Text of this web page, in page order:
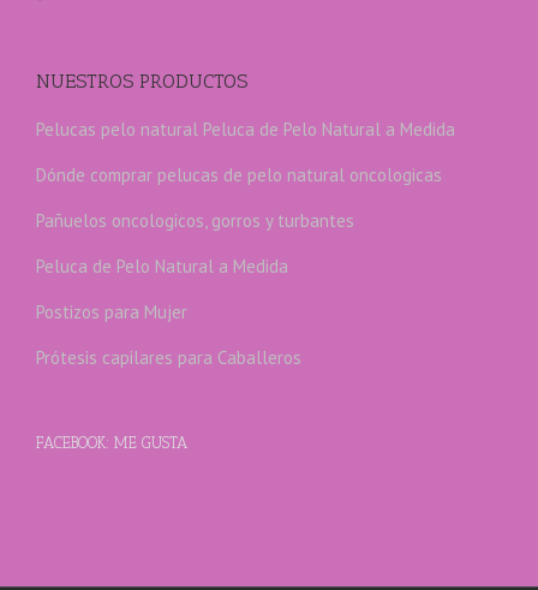
NUESTROS PRODUCTOS
Pelucas pelo natural Peluca de Pelo Natural a Medida
Dónde comprar pelucas de pelo natural oncologicas
Pañuelos oncologicos, gorros y turbantes
Peluca de Pelo Natural a Medida
Postizos para Mujer
Prótesis capilares para Caballeros
FACEBOOK: ME GUSTA